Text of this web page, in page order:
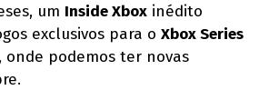
um Inside Xbox inédito
exclusivos para oXbox Series
onde podemos ter novas